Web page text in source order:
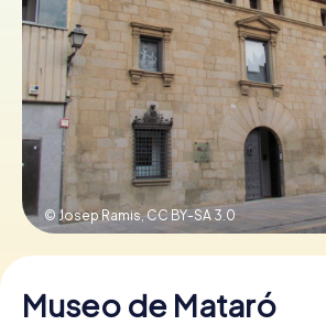
Boek tickets
Koop cadeaubonnen
© Josep Ramis,CC BY-SA 3.0
Museo de Mataró